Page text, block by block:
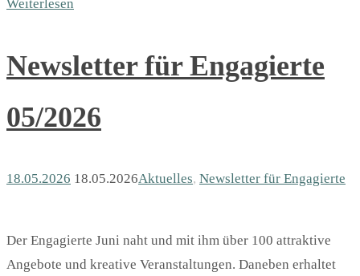
Weiterlesen
Newsletter für Engagierte
05/2026
18.05.2026 18.05.2026Aktuelles, Newsletter für Engagierte
Der Engagierte Juni naht und mit ihm über 100 attraktive
Angebote und kreative Veranstaltungen. Daneben erhaltet